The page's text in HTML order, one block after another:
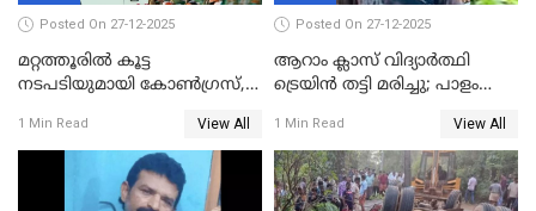
Posted On 27-12-2025
മറ്റത്തൂരിൽ കൂട്ട
നടപടിയുമായി കോണ്‍ഗ്രസ്,
എട്ട് പേര്‍ ഉള്‍പ്പെടെ
പത്തുപേരെ പുറത്താക്കി,
ചൊവ്വന്നൂരിലും നടപടി
1 Min Read View All
Posted On 27-12-2025
ആറാം ക്ലാസ് വിദ്യാർത്ഥി
ട്രെയിൻ തട്ടി മരിച്ചു; പാളം
അപകടം മലപ്പുറത്ത്
1 Min Read View All